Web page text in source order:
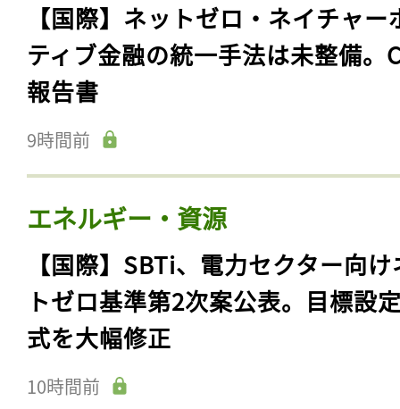
【国際】ネットゼロ・ネイチャー
ティブ金融の統一手法は未整備。
報告書
9時間前
エネルギー・資源
【国際】SBTi、電力セクター向
トゼロ基準第2次案公表。目標設
式を大幅修正
10時間前